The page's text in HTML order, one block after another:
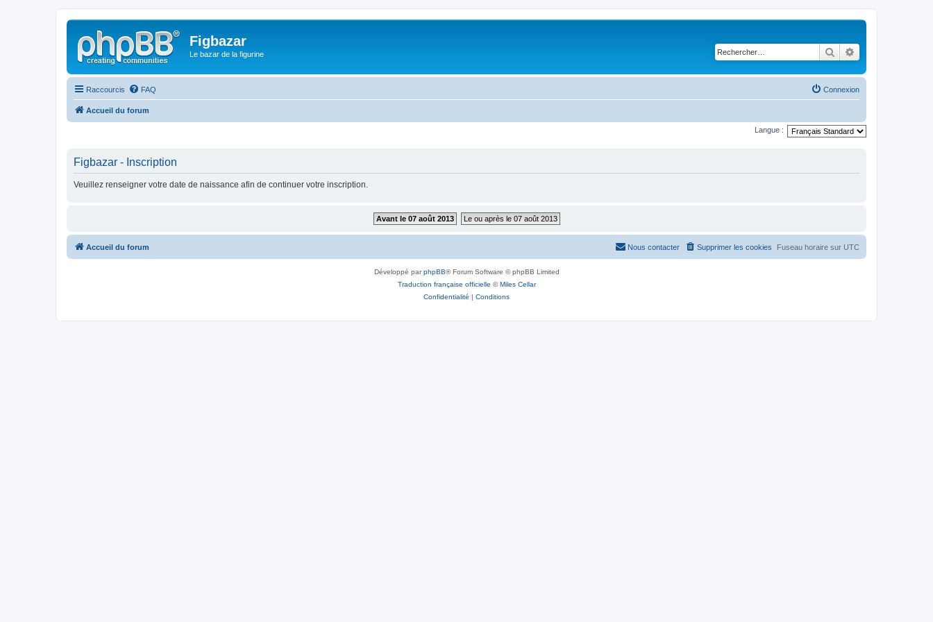
Figbazar
Le bazar de la figurine Rechercher
Raccourcis FAQ Connexion
Accueil du forum
Langue :
Figbazar - Inscription
Veuillez renseigner votre date de naissance afin de continuer votre inscription.
Avant le 07 août 2013 Le ou après le 07 août 2013
Accueil du forum Fuseau horaire sur UTC
Supprimer les cookies
Nous contacter
Développé parphpBB® Forum Software © phpBB Limited
Traduction française officielle ©Miles Cellar
Confidentialité | Conditions